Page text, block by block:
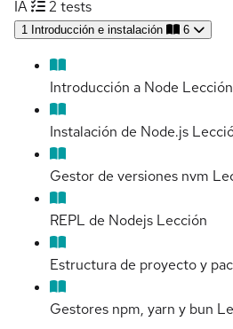
IA
2 tests
1 Introducción e instalación 6
Introducción a Node Lección
Instalación de Node.js
Gestor de versiones nvm
REPL de Nodejs Lección
Estructura de proyecto y
Gestores npm, yarn y bun